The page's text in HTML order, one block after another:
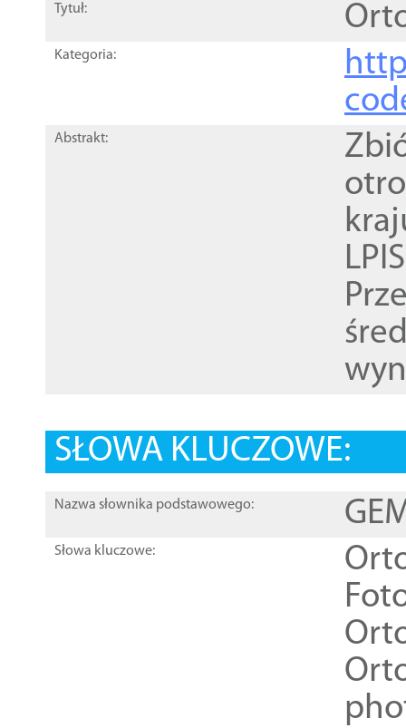
Tytuł:
Kategoria:
Abstrakt:
SŁOWA KLUCZOWE:
Nazwa słownika podstawowego:
Słowa kluczowe: